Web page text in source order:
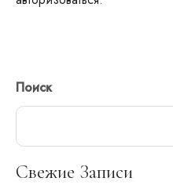
Поиск
Свежие Записи